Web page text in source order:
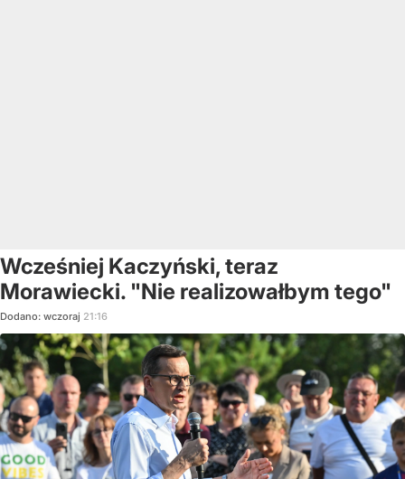
Wcześniej Kaczyński, teraz
Morawiecki. "Nie realizowałbym tego"
Dodano: wczoraj 21:16